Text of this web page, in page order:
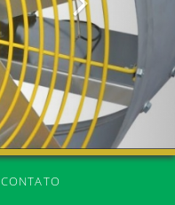
CONTATO